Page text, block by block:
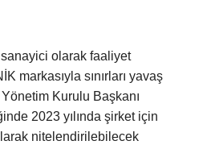
sanayici olarak faaliyet
markasıyla sınırları yavaş
Kurulu Başkanı
2023 yılında şirket için
nitelendirilebilecek